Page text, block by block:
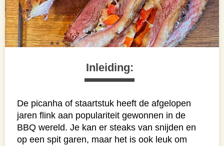
Inleiding:
De picanha of staartstuk heeft de afgelopen
jaren flink aan populariteit gewonnen in de
BBQ wereld. Je kan er steaks van snijden en
op een spit garen, maar het is ook leuk om